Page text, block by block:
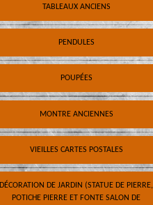
TABLEAUX ANCIENS
PENDULES
POUPÉES
MONTRE ANCIENNES
VIEILLES CARTES POSTALES
DÉCORATION DE JARDIN (STATUE DE PIERRE,
POTICHE PIERRE ET FONTE SALON DE